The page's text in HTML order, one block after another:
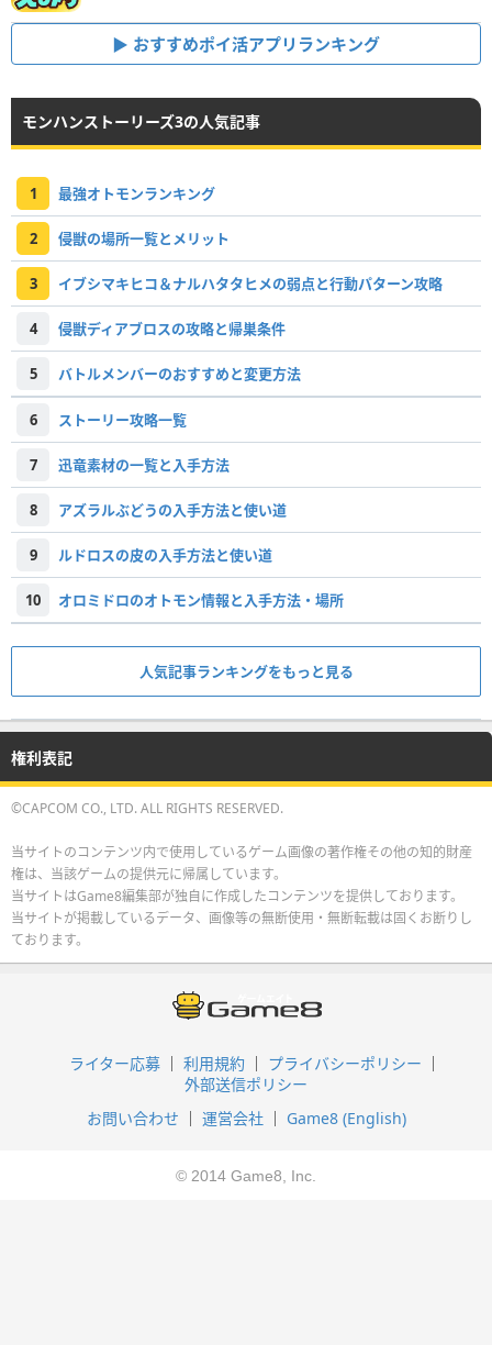
おすすめポイ活アプリランキング
モンハンストーリーズ3の人気記事
1 最強オトモンランキング
2 侵獣の場所一覧とメリット
3 イブシマキヒコ＆ナルハタタヒメの弱点と行動パターン攻略
4 侵獣ディアブロスの攻略と帰巣条件
5 バトルメンバーのおすすめと変更方法
6 ストーリー攻略一覧
7 迅竜素材の一覧と入手方法
8 アズラルぶどうの入手方法と使い道
9 ルドロスの皮の入手方法と使い道
10 オロミドロのオトモン情報と入手方法・場所
人気記事ランキングをもっと見る
権利表記
©CAPCOM CO., LTD. ALL RIGHTS RESERVED.
当サイトのコンテンツ内で使用しているゲーム画像の著作権その他の知的財産
権は、当該ゲームの提供元に帰属しています。
当サイトはGame8編集部が独自に作成したコンテンツを提供しております。
当サイトが掲載しているデータ、画像等の無断使用・無断転載は固くお断りし
ております。
ライター応募 利用規約
プライバシーポリシー
外部送信ポリシー
お問い合わせ
運営会社 Game8 (English)
© 2014 Game8, Inc.